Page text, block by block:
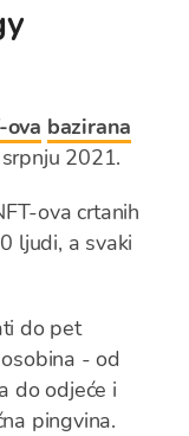
ova bazirana
2021.
ova crtanih
ljudi, a svaki
do pet
- od
do odjeće i
pingvina.